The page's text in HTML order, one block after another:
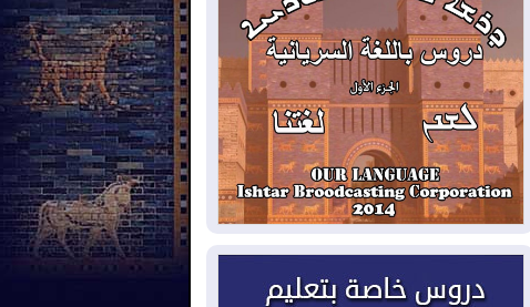
ملامح أخطر التحديات التي تواجه العراق
اليوم
2026-08-05
حرائق فرنسا.. توقيف 402
شخص بينهم 156 قاصرا منذ بداية موسم
الحرائق
2026-08-04سومو: إنتاج النفط في إقليم
كوردستان انخفض إلى أقل من 10%
ملفات حقبة الكاظمي تعود إلى
الواجهة.. أنباء عن مراجعات قضائية